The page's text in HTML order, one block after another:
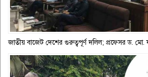
জাতীয় বাজেট দেশের গুরুত্বপূর্ণ দলিল; প্রফেসর ড.